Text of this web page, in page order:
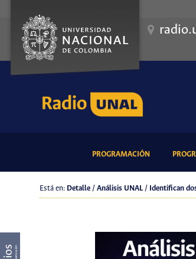
PROGRAMACIÓN(CURRENT)
Está en: Detalle / Análisis UNAL / Identifican